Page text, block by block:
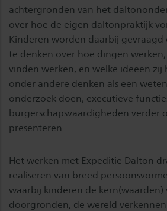
achtergronden van het
over hoe de eigen daltonpraktijk
Kinderen worden daarbij gevraagd
te denken over hoe dingen
vinden werken, en welke ideeën zij
onder andere denken als een
onderzoek doen, executieve
burgerschapsvaardigheden verder
presenteren.
Het werken met Expeditie Dalton
realiseren van breed
waarbij kinderen de kern(waarden)
doorgronden, de wereld